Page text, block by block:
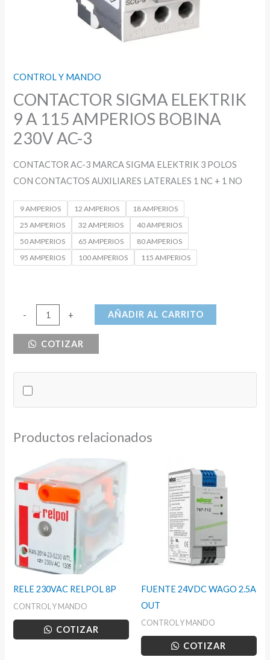
CONTROL Y MANDO
CONTACTOR SIGMA ELEKTRIK
9 A 115 AMPERIOS BOBINA
230V AC-3
CONTACTOR AC-3 MARCA SIGMA ELEKTRIK 3 POLOS
CON CONTACTOS AUXILIARES LATERALES 1 NC + 1 NO
9 AMPERIOS 12 AMPERIOS
18 AMPERIOS
25 AMPERIOS
32 AMPERIOS
40 AMPERIOS
50 AMPERIOS
65 AMPERIOS
80 AMPERIOS
95 AMPERIOS
100 AMPERIOS 115 AMPERIOS
-
CONTACTOR
SIGMA
ELEKTRIK
115
AMPERIOS
230V
3
cantidad
+ AÑADIR AL CARRITO
COTIZAR
Productos relacionados
RELE 230VAC RELPOL 8P
CONTROL Y MANDO
COTIZAR
FUENTE 24VDC WAGO 2.5A
OUT
CONTROL Y MANDO
COTIZAR